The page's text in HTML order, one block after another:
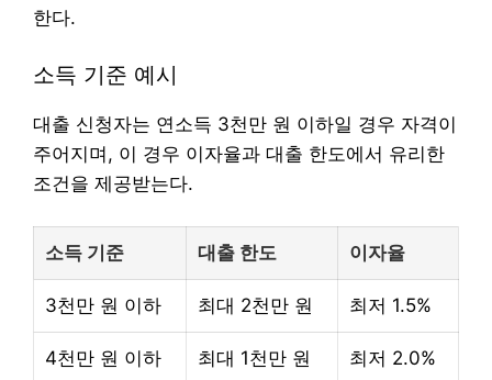
한다.
소득 기준 예시
대출 신청자는 연소득 3천만 원 이하일 경우 자격이
주어지며, 이 경우 이자율과 대출 한도에서 유리한
조건을 제공받는다.
소득 기준 대출 한도 이자율
3천만 원 이하 최대 2천만 원 최저 1.5%
4천만 원 이하 최대 1천만 원 최저 2.0%